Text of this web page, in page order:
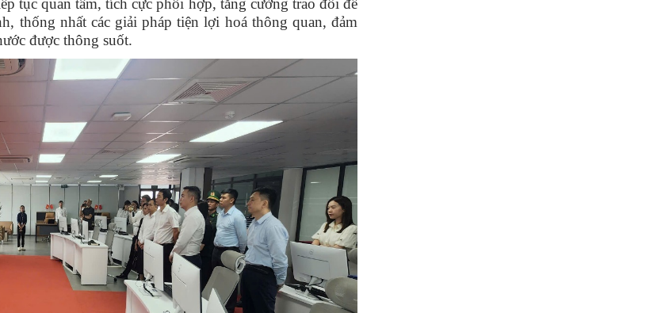
quan tâm, tích cực phối hợp, tăng cường trao đổi để
thống nhất các giải pháp tiện lợi hoá thông quan, đảm
được thông suốt.